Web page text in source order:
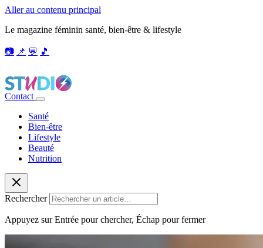
Aller au contenu principal
Le magazine féminin santé, bien-être & lifestyle
📷 📌 💬 🎵
Contact
Santé
Bien-être
Lifestyle
Beauté
Nutrition
Rechercher
Appuyez sur Entrée pour chercher, Échap pour fermer